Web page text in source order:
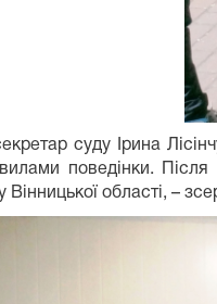
суду Ірина
поведінки.
Вінницької області, –